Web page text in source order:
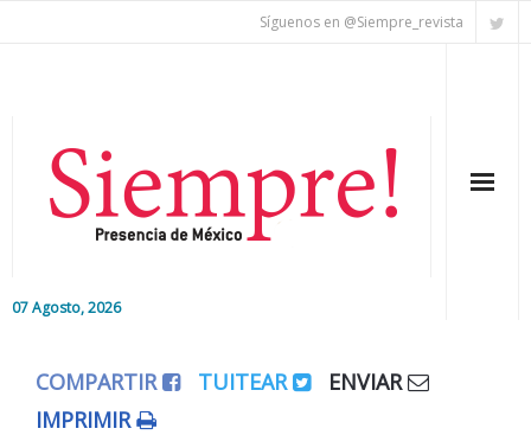
Síguenos en @Siempre_revista
07 Agosto, 2026
Editorial
COMPARTIR TUITEAR
ENVIAR
IMPRIMIR